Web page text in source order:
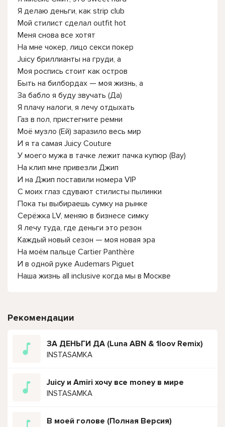
Я делаю деньги, как strip club
Мой стилист сделал outfit hot
Меня снова все хотят
На мне чокер, лицо секси покер
Juicy бриллианты на груди, а
Моя роспись стоит как остров
Быть на билбордах — моя жизнь, а
За бабло я буду звучать (Да)
Я плачу налоги, я лечу отдыхать
Газ в пол, пристегните ремни
Моё музло (Ей) заразило весь мир
И я та самая Juicy Couture
У моего мужа в тачке лежит пачка купюр (Вау)
На клип мне привезли Джип
И на Джип поставили номера VIP
С моих глаз сдувают стилисты пылинки
Пока ты выбираешь сумку на рынке
Серёжка LV, меняю в бизнесе симку
Я лечу туда, где деньги это резон
Каждый новый сезон — моя новая эра
На моём пальце Cartier Panthère
И в одной руке Audemars Piguet
Наша жизнь all inclusive когда мы в Москве
Рекомендации
ЗА ДЕНЬГИ ДА (Luna ABN & 1loov Remix)
INSTASAMKA
Juicy и Amiri хочу все money в мире
INSTASAMKA
В моей голове (Полная Версия)